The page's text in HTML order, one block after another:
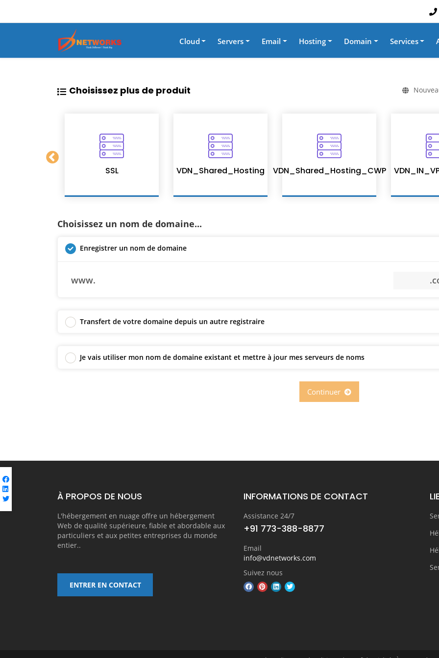
Cloud Servers Email Hosting Domain Services
Choisissez plus de produit
SSL VDN_Shared_Hosting VDN_Shared_Hosting_CWP
Choisissez un nom de domaine...
Enregistrer un nom de domaine
www.
Transfert de votre domaine depuis un autre registraire
Je vais utiliser mon nom de domaine existant et mettre à jour mes serveurs de noms
À PROPOS DE NOUS
L'hébergement en nuage offre un hébergement
Web de qualité supérieure, fiable et abordable aux
particuliers et aux petites entreprises du monde
entier..
ENTRER EN CONTACT
INFORMATIONS DE CONTACT
Assistance 24/7
+91 773-388-8877
Email
info@vdnetworks.com
Suivez nous